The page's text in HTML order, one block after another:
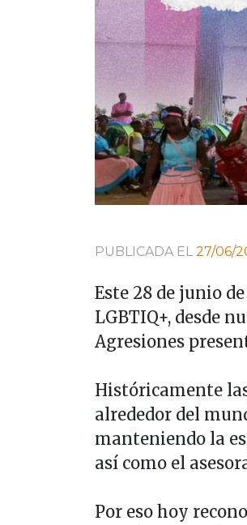
PUBLICADA EL27/06/
Este 28 de junio
LGBTIQ+, desde
Agresiones
Históricamente
alrededor del
manteniendo la
así como el
Por eso hoy